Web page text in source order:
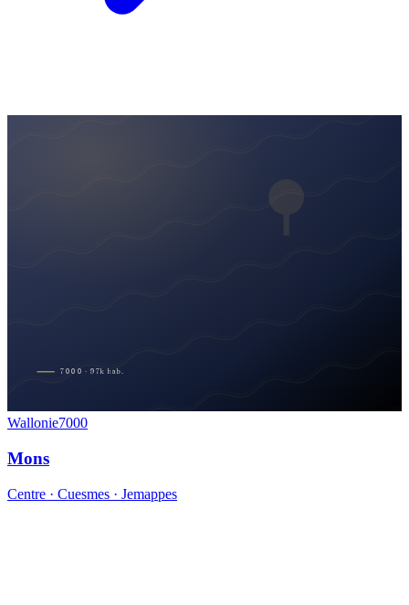
7000 · 97 k hab.
Wallonie7000
Mons
Centre · Cuesmes · Jemappes